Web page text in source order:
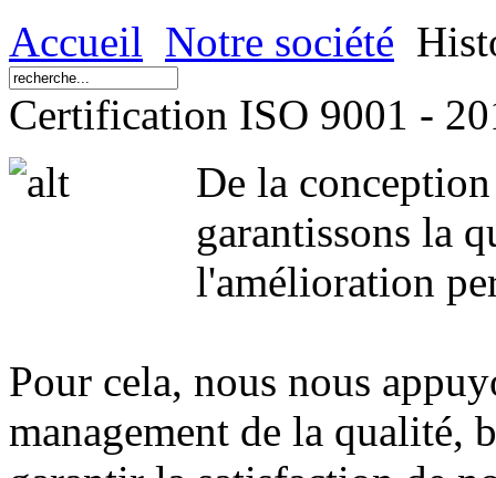
Accueil Notre société
Certification ISO 9001 -
De la
garantissons la
l'amélioration
Pour cela, nous nous
management de la qualité,